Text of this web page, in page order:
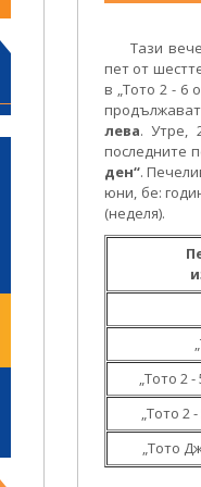
Тази
пет от
в „Тото 2 - 6
лева. Утре,
последните
ден“.
юни, бе:
(неделя).
„Тото 2
„Тото 2
„Тото